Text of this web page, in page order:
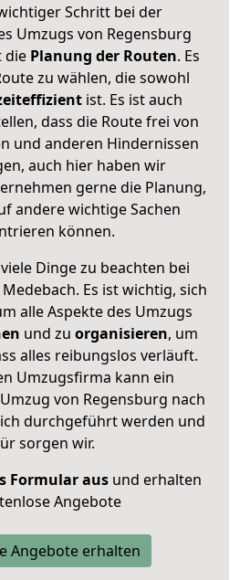
Schritt bei der
Umzugs von Regensburg
die Planung der Routen. Es
zu wählen, die sowohl
ist. Es ist auch
dass die Route frei von
und anderen Hindernissen
auch hier haben wir
gerne die Planung,
andere wichtige Sachen
können.
Dinge zu beachten bei
Es ist wichtig, sich
alle Aspekte des Umzugs
und zu organisieren, um
alles reibungslos verläuft.
Umzugsfirma kann ein
von Regensburg nach
durchgeführt werden und
sorgen wir.
Formular ausund erhalten
Angebote
Angebote erhalten